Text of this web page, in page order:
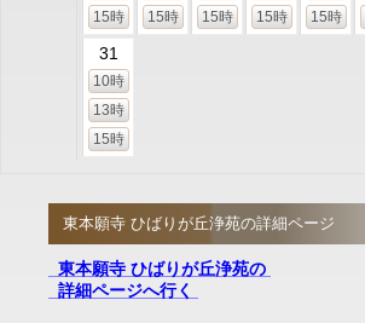
15時
15時
15時
15時
15時
31
10時
13時
15時
東本願寺 ひばりが丘浄苑の詳細ページ
東本願寺 ひばりが丘浄苑の
詳細ページへ行く